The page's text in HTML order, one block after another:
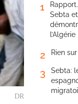
DR
1
Sebta
l’Algérie
2 Rien
3
Sebta: